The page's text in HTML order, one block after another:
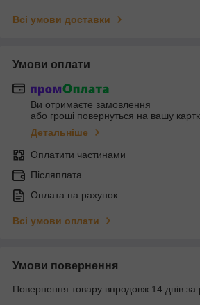
Всі умови доставки
Умови оплати
Ви отримаєте замовлення
або гроші повернуться на вашу
Детальніше
Оплатити частинами
Післяплата
Оплата на рахунок
Всі умови оплати
Умови повернення
Повернення товару впродовж 14 днів за